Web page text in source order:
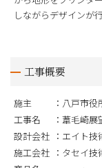
しながらデザインが
工事概要
施主
八戸市役
工事名
葦毛崎展
設計会社
エイト技
施工会社
タセイ技